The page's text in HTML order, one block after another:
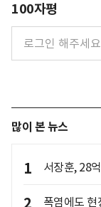
100자평
많이 본 뉴스
1 서장훈, 28
2
폭염에도